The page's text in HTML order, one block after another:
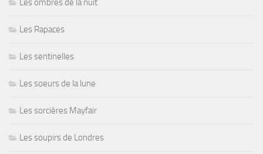
Les ombres de la nuit
Les Rapaces
Les sentinelles
Les soeurs de la lune
Les sorcières Mayfair
Les soupirs de Londres